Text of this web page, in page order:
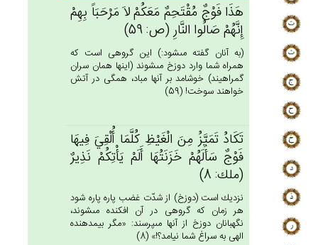
هَذَا فَوْج‌ٌ مُقْتَحِم‌ٌ مَعَكُم‌ْ لاَ مَرْحَبَاً بِهِم‌ْ
إِنَّهُم‌ْ صَالُوا النَّارِ (ص: 59)
(به آنان گفته مى‏شود:) اين گروهى است كه
همراه شما وارد دوزخ مى‏شوند (اينها همان سران
گمراهيند) خوشامد بر آنها مباد، همگى در آتش
خواهند سوخت! (59)
تَكَادُ تَمَيَّزُ مِن‌َ الْغَيْظ‌ِ كُلَّمَا أُلْقِي‌َ فِيهَا
فَوْج‌ٌ سَأَلَهُم‌ْ خَزَنَتُهَا أَلَم‌ْ يَأْتِكُم‌ْ نَذِيرٌ
(ملك: 8)
نزديك است (دوزخ) از شدّت غضب پاره پاره شود
هر زمان كه گروهى در آن افكنده مى‏شوند،
نگهبانان دوزخ از آنها مى‏پرسند: «مگر بيم‏دهنده
الهى به سراغ شما نيامد؟!» (8)